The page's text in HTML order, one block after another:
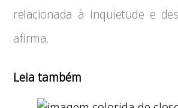
relacionada à inquietude e
afirma.
Leia também